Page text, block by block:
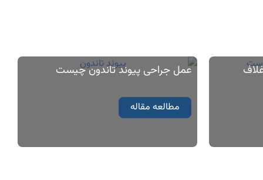
عمل جراحی پیوند تاندون چیست
مطالعه مقاله